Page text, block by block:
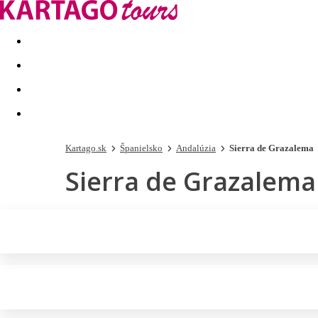
Last minute Dovolenkové kluby
Kartago.sk Španielsko Andalúzia Sierra de Grazalema
Sierra de Grazalema